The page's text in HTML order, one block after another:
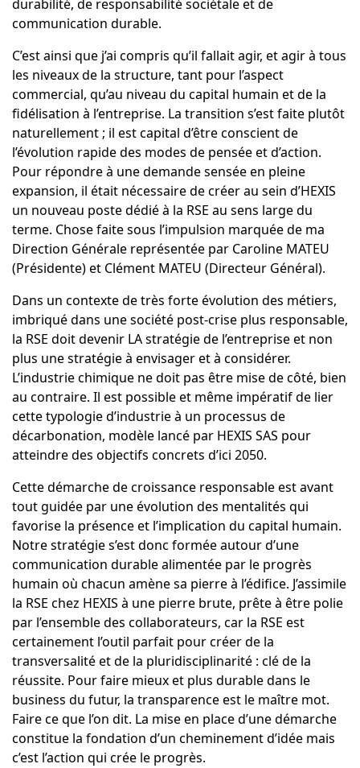
durabilité, de responsabilité sociétale et de
communication durable.
C’est ainsi que j’ai compris qu’il fallait agir, et agir à tous
les niveaux de la structure, tant pour l’aspect
commercial, qu’au niveau du capital humain et de la
fidélisation à l’entreprise. La transition s’est faite plutôt
naturellement ; il est capital d’être conscient de
l’évolution rapide des modes de pensée et d’action.
Pour répondre à une demande sensée en pleine
expansion, il était nécessaire de créer au sein d’HEXIS
un nouveau poste dédié à la RSE au sens large du
terme. Chose faite sous l’impulsion marquée de ma
Direction Générale représentée par Caroline MATEU
(Présidente) et Clément MATEU (Directeur Général).
Dans un contexte de très forte évolution des métiers,
imbriqué dans une société post-crise plus responsable,
la RSE doit devenir LA stratégie de l’entreprise et non
plus une stratégie à envisager et à considérer.
L’industrie chimique ne doit pas être mise de côté, bien
au contraire. Il est possible et même impératif de lier
cette typologie d’industrie à un processus de
décarbonation, modèle lancé par HEXIS SAS pour
atteindre des objectifs concrets d’ici 2050.
Cette démarche de croissance responsable est avant
tout guidée par une évolution des mentalités qui
favorise la présence et l’implication du capital humain.
Notre stratégie s’est donc formée autour d’une
communication durable alimentée par le progrès
humain où chacun amène sa pierre à l’édifice. J’assimile
la RSE chez HEXIS à une pierre brute, prête à être polie
par l’ensemble des collaborateurs, car la RSE est
certainement l’outil parfait pour créer de la
transversalité et de la pluridisciplinarité : clé de la
réussite. Pour faire mieux et plus durable dans le
business du futur, la transparence est le maître mot.
Faire ce que l’on dit. La mise en place d’une démarche
constitue la fondation d’un cheminement d’idée mais
c’est l’action qui crée le progrès.